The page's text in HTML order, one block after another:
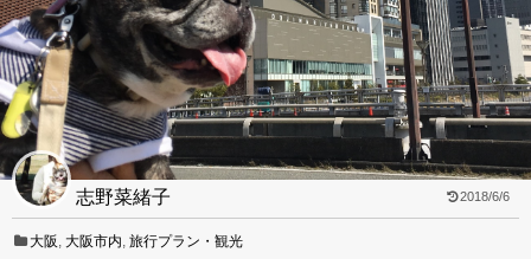
志野菜緒子 2018/6/6
大阪 ,大阪市内,旅行プラン・観光